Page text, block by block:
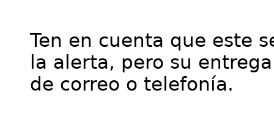
Ten en cuenta que este
la alerta, pero su
de correo o telefonía.